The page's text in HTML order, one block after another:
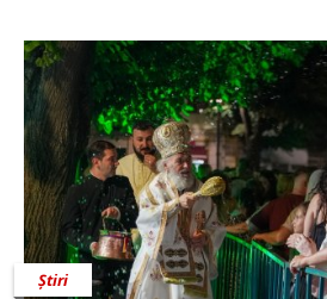
Știri